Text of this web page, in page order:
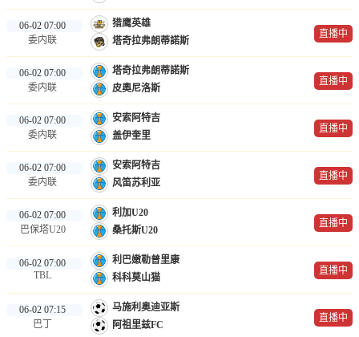
06-02 07:00
委内联
猎鹰英雄
塔奇拉弗朗蒂諾斯
直播中
06-02 07:00
委内联
塔奇拉弗朗蒂諾斯
皮奧尼洛斯
直播中
06-02 07:00
委内联
安索阿特吉
盖伊奎里
直播中
06-02 07:00
委内联
安索阿特吉
风笛苏利亚
直播中
06-02 07:00
巴保塔U20
利加U20
桑托斯U20
直播中
06-02 07:00
TBL
利巴嫩勒普里康
科科莫山猫
直播中
06-02 07:15
巴丁
马施利奥迪亚斯
阿祖里兹FC
直播中